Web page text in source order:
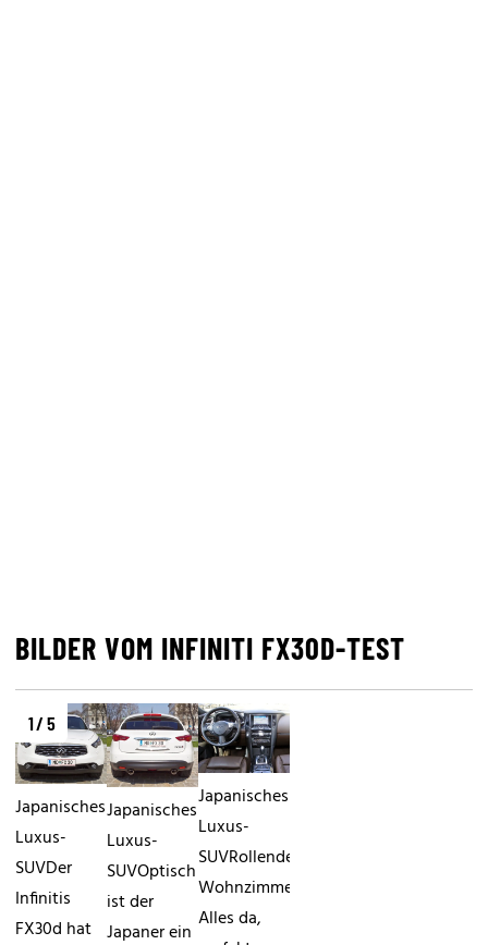
BILDER VOM INFINITI FX30D-TEST
1 / 5
Japanisches
Luxus-
SUVDer
Infinitis
FX30d hat
Japanisches
Luxus-
SUVOptisch
ist der
Japaner ein
Japanisches
Luxus-
SUVRollendes
Wohnzimmer.
Alles da,